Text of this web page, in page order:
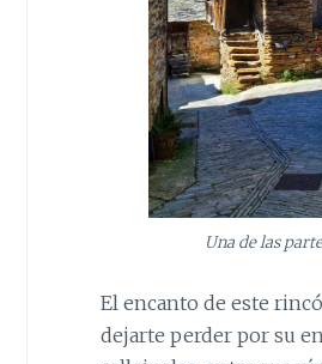
Una de las
El encanto de este
dejarte perder por su